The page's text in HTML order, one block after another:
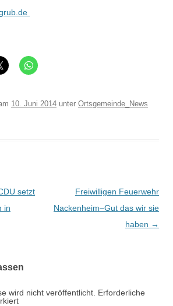
10. Juni 2014 unter Ortsgemeinde_News
setzt
in
Freiwilligen Feuerwehr
Nackenheim–Gut das wir sie
haben →
wird nicht veröffentlicht. Erforderliche